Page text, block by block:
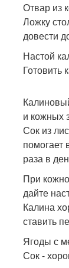
Отвар из
Ложку
довести
Настой
Готовить
и кожных
Сок из
помогает
раза в
При
дайте
Калина
ставить
Ягоды с
Сок -